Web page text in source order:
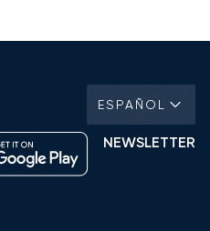
ESPAÑOL
NEWSLETTER